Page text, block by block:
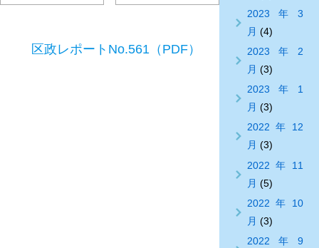
区政レポートNo.561（PDF）
2023年3
月 (4)
2023年2
月 (3)
2023年1
月 (3)
2022年12
月 (3)
2022年11
月 (5)
2022年10
月 (3)
2022年9